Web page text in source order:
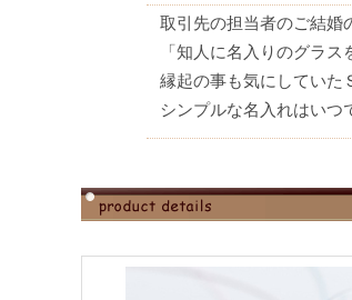
取引先の担当者のご結婚
「知人に名入りのグラ
縁起の事も気にしていた
シンプルな名入れはいつ